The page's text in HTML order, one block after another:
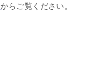
からご覧ください。